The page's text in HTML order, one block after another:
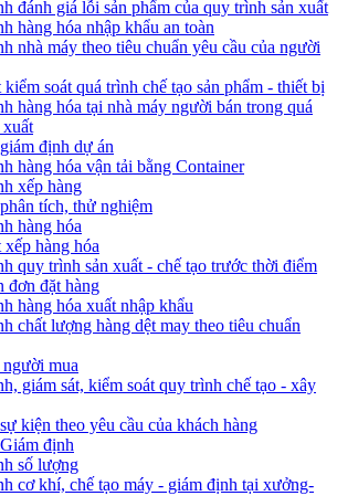
đánh giá lỗi sản phẩm của quy trình sản xuất
hàng hóa nhập khẩu an toàn
nhà máy theo tiêu chuẩn yêu cầu của người
kiểm soát quá trình chế tạo sản phẩm - thiết bị
hàng hóa tại nhà máy người bán trong quá
xuất
định dự án
hàng hóa vận tải bằng Container
xếp hàng
tích, thử nghiệm
hàng hóa
xếp hàng hóa
quy trình sản xuất - chế tạo trước thời điểm
đơn đặt hàng
hàng hóa xuất nhập khẩu
chất lượng hàng dệt may theo tiêu chuẩn
mua
giám sát, kiểm soát quy trình chế tạo - xây
kiện theo yêu cầu của khách hàng
định
số lượng
cơ khí, chế tạo máy - giám định tại xưởng-